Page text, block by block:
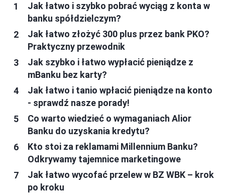
Jak łatwo i szybko pobrać wyciąg z konta w
banku spółdzielczym?
Jak łatwo złożyć 300 plus przez bank PKO?
Praktyczny przewodnik
Jak szybko i łatwo wypłacić pieniądze z
mBanku bez karty?
Jak łatwo i tanio wpłacić pieniądze na konto
- sprawdź nasze porady!
Co warto wiedzieć o wymaganiach Alior
Banku do uzyskania kredytu?
Kto stoi za reklamami Millennium Banku?
Odkrywamy tajemnice marketingowe
Jak łatwo wycofać przelew w BZ WBK – krok
po kroku